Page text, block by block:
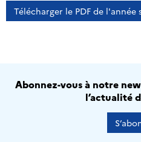
Télécharger le PDF de l'année
Abonnez-vous à notre
l’actualité